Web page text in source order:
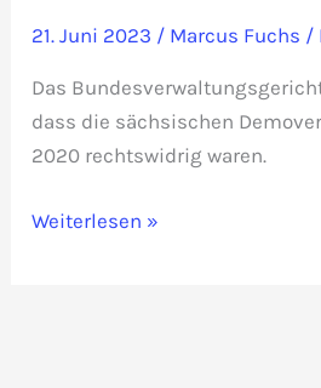
21. Juni 2023 / Marcus Fuchs /
Das
dass die sächsischen
2020 rechtswidrig waren.
BVerwG:
Weiterlesen »